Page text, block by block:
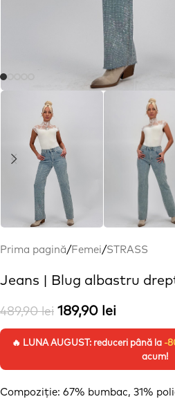
Prima pagină/Femei/STRASS
Jeans | Blug albastru
489,90lei 189,90 lei
🔥 LUNA AUGUST: reduceri până la -
acum!
Compoziție: 67% bumbac, 31%